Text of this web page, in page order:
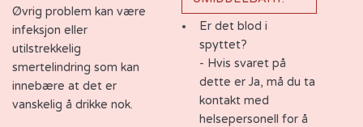
Øvrig problem kan være
infeksjon eller
utilstrekkelig
smertelindring som kan
innebære at det er
vanskelig å drikke nok.
Er det blod i
spyttet?
- Hvis svaret på
dette er Ja, må du ta
kontakt med
helsepersonell for å